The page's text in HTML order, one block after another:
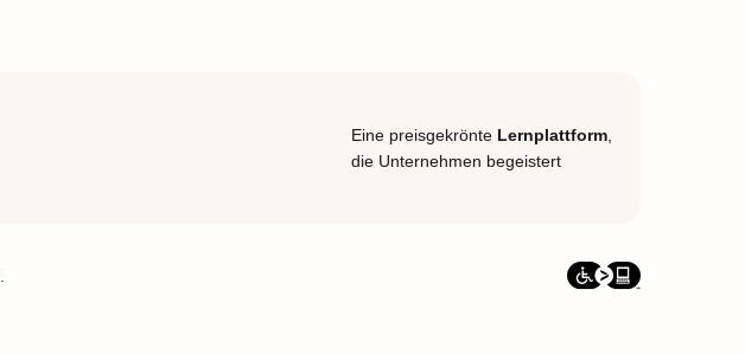
Eine preisgekrönte Lernplattform
die Unternehmen begeistert